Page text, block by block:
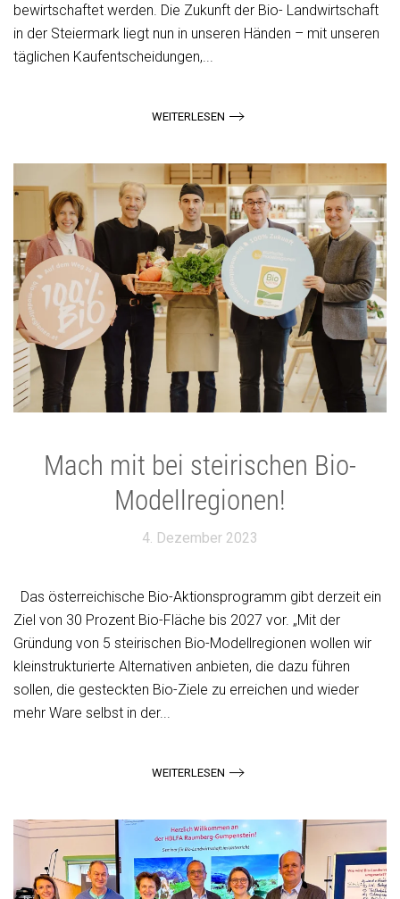
bewirtschaftet werden. Die Zukunft der Bio- Landwirtschaft
in der Steiermark liegt nun in unseren Händen – mit unseren
täglichen Kaufentscheidungen,...
WEITERLESEN
Mach mit bei steirischen Bio-
Modellregionen!
4. Dezember 2023
Das österreichische Bio-Aktionsprogramm gibt derzeit ein
Ziel von 30 Prozent Bio-Fläche bis 2027 vor. „Mit der
Gründung von 5 steirischen Bio-Modellregionen wollen wir
kleinstrukturierte Alternativen anbieten, die dazu führen
sollen, die gesteckten Bio-Ziele zu erreichen und wieder
mehr Ware selbst in der...
WEITERLESEN